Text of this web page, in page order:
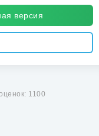
версия
1100